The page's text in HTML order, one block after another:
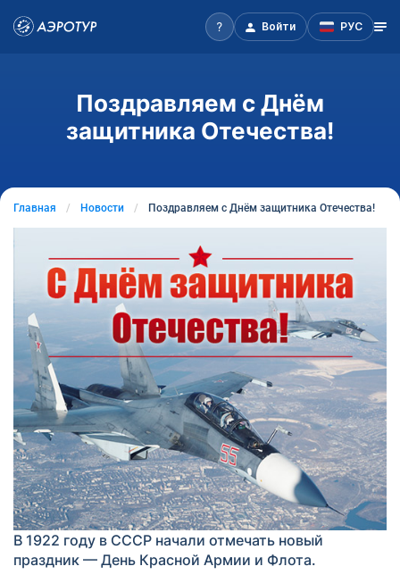
Войти РУС
Поздравляем с Днём
защитника Отечества!
Главная Новости Поздравляем с Днём защитника Отечества!
В 1922 году в СССР начали отмечать новый
праздник — День Красной Армии и Флота.